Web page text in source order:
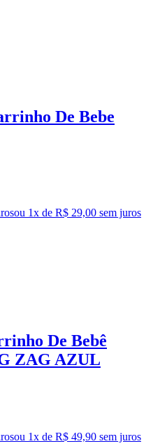
De Bebe
ou 1x de R$ 29,00 sem juros
De Bebê
ZAG AZUL
ou 1x de R$ 49,90 sem juros